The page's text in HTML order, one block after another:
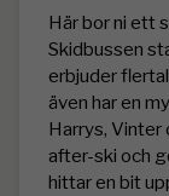
Här bor ni ett
Skidbussen
erbjuder
även har en
Harrys, Vinter
after-ski och
hittar en bit